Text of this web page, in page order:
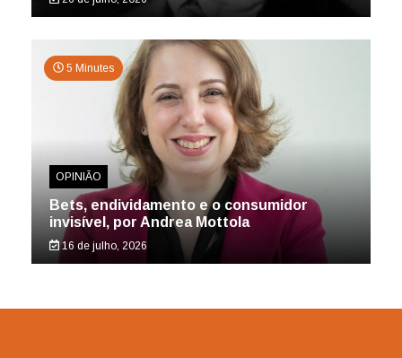
5 Minutes
OPINIÃO
Bets, endividamento e o consumidor
invisível, por Andrea Mottola
16 de julho, 2026